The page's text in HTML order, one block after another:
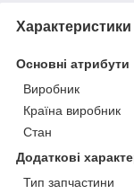
Характеристики
Основні атрибути
Виробник
Країна виробник
Стан
Додаткові
Тип запчастини